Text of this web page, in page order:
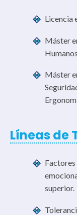
Licencia
Máster
Humanos.
Máster
Líneas de
superior.